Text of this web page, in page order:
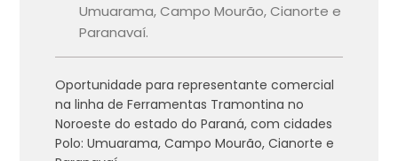
Umuarama, Campo Mourão, Cianorte e
Paranavaí.
Oportunidade para representante comercial
na linha de Ferramentas Tramontina no
Noroeste do estado do Paraná, com cidades
Polo: Umuarama, Campo Mourão, Cianorte e